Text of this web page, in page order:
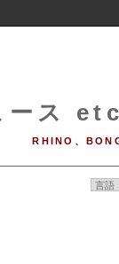
ス
RHINO、